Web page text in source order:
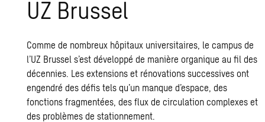
UZ Brus­sel
Comme de nombreux hôpitaux universitaires, le campus de
l’UZ Brussel s’est développé de manière organique au fil des
décennies. Les extensions et rénovations successives ont
engendré des défis tels qu’un manque d’espace, des
fonctions fragmentées, des flux de circulation complexes et
des problèmes de stationnement.